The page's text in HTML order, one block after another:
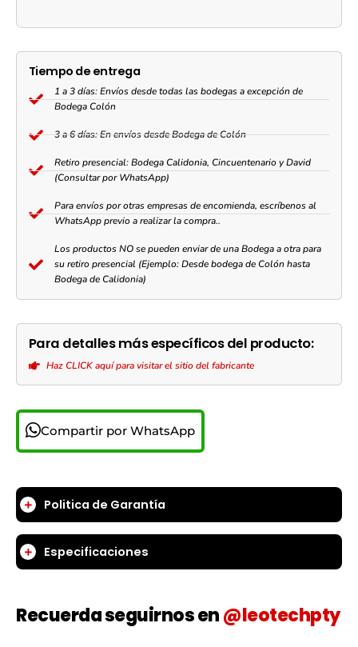
Tiempo de entrega
1 a 3 días: Envíos desde todas las bodegas a excepción de
Bodega Colón
3 a 6 días: En envíos desde Bodega de Colón
Retiro presencial: Bodega Calidonia, Cincuentenario y David
(Consultar por WhatsApp)
Para envíos por otras empresas de encomienda, escríbenos al
WhatsApp previo a realizar la compra..
Los productos NO se pueden enviar de una Bodega a otra para
su retiro presencial (Ejemplo: Desde bodega de Colón hasta
Bodega de Calidonia)
Para detalles más específicos del producto:
Haz CLICK aquí para visitar el sitio del fabricante
Compartir por WhatsApp
Politica de Garantía
Especificaciones
Recuerda seguirnos en@leotechpty